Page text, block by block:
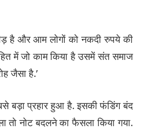
है और आम लोगों को नकदी रुपये की
में जो काम किया है उसमें संत समाज
जैसा है.’
बड़ा प्रहार हुआ है. इसकी फंडिंग बंद
तो नोट बदलने का फैसला किया गया.